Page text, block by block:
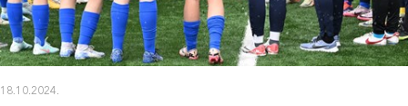
18.10.2024.